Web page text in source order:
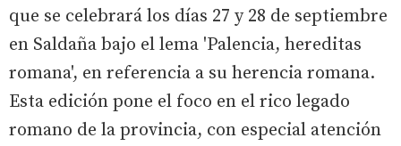
que se celebrará los días 27 y 28 de septiembre
en Saldaña bajo el lema 'Palencia, hereditas
romana', en referencia a su herencia romana.
Esta edición pone el foco en el rico legado
romano de la provincia, con especial atención